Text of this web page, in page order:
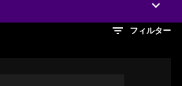
文章を使って検索してみてくださ
むことで、完全一致検索もできま
を押してください フィルター